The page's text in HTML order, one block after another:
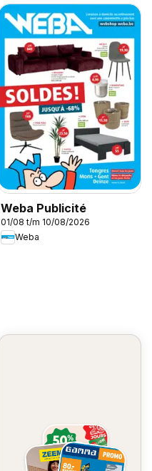
Weba Publicité
01/08 t/m 10/08/2026
Weba